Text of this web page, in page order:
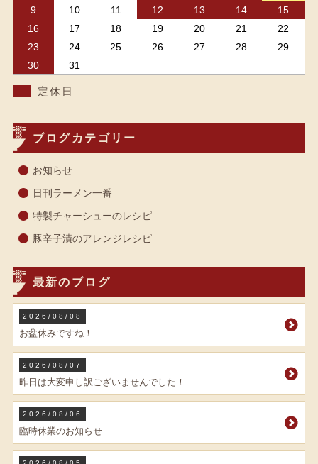
9
10 11 12 13 14
15
16
17 18 19 20 21
22
23
24 25 26 27 28
29
30
31
定休日
ブログカテゴリー
お知らせ
日刊ラーメン一番
特製チャーシューのレシピ
豚辛子漬のアレンジレシピ
最新のブログ
2026/08/08
お盆休みですね！
2026/08/07
昨日は大変申し訳ございませんでした！
2026/08/06
臨時休業のお知らせ